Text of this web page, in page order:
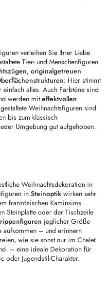
verleihen Sie Ihrer Liebe
Tier- und Menschenfiguren
originalgetreuen
: Hier stimmt
alles. Auch Farbtöne sind
werden miteffektvollen
Weihnachtsfiguren sind
bis zum klassisch
Umgebung gut aufgehoben.
Weihnachtsdekoration in
in Steinoptik wirken sehr
französischen Kaminsims
Steinplatte oder der Tischzeile
jeglicher Größe
aufkommen – und erinnern
wie sie sonst nur im Chalet
– eine ideale Dekoration für
oder Jugendstil-Charakter.